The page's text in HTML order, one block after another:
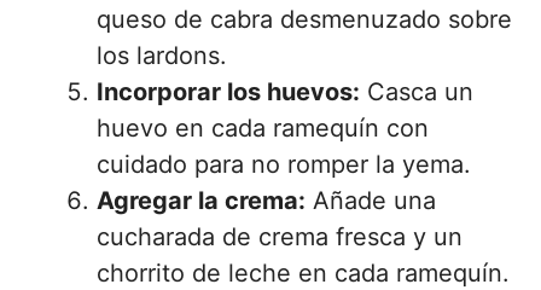
queso de cabra desmenuzado sobre
los lardons.
Incorporar los huevos: Casca un
huevo en cada ramequín con
cuidado para no romper la yema.
Agregar la crema: Añade una
cucharada de crema fresca y un
chorrito de leche en cada ramequín.